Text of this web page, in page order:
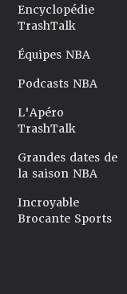
Encyclopédie
TrashTalk
Équipes NBA
Podcasts NBA
L'Apéro
TrashTalk
Grandes dates de
la saison NBA
Incroyable
Brocante Sports